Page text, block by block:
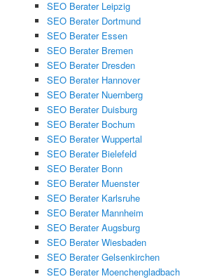
SEO Berater Leipzig
SEO Berater Dortmund
SEO Berater Essen
SEO Berater Bremen
SEO Berater Dresden
SEO Berater Hannover
SEO Berater Nuernberg
SEO Berater Duisburg
SEO Berater Bochum
SEO Berater Wuppertal
SEO Berater Bielefeld
SEO Berater Bonn
SEO Berater Muenster
SEO Berater Karlsruhe
SEO Berater Mannheim
SEO Berater Augsburg
SEO Berater Wiesbaden
SEO Berater Gelsenkirchen
SEO Berater Moenchengladbach